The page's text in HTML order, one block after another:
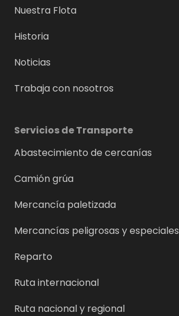
Nuestra Flota
Historia
Noticias
Trabaja con nosotros
Servicios de Transporte
Abastecimiento de cercanías
Camión grúa
Mercancía paletizada
Mercancías peligrosas y especiales
Reparto
Ruta internacional
Ruta nacional y regional